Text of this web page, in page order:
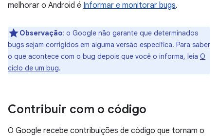
melhorar o Android é Informar e monitorar bugs.
Observação: o Google não garante que determinados
bugs sejam corrigidos em alguma versão específica. Para saber
o que acontece com o bug depois que você o informa, leia O
ciclo de um bug.
Contribuir com o código
O Google recebe contribuições de código que tornam o